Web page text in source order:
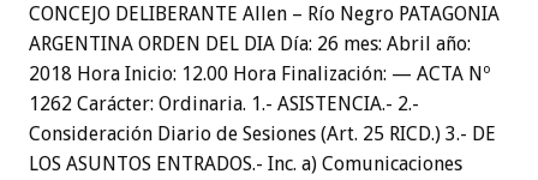
CONCEJO DELIBERANTE Allen – Río Negro PATAGONIA
ARGENTINA ORDEN DEL DIA Día: 26 mes: Abril año:
2018 Hora Inicio: 12.00 Hora Finalización: — ACTA Nº
1262 Carácter: Ordinaria. 1.- ASISTENCIA.- 2.-
Consideración Diario de Sesiones (Art. 25 RICD.) 3.- DE
LOS ASUNTOS ENTRADOS.- Inc. a) Comunicaciones